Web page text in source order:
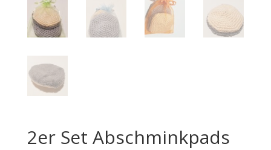
2er Set Abschminkpads